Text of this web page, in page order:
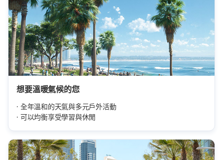
想要溫暖氣候的您
全年溫和的天氣與多元戶外活動
可以均衡享受學習與休閒